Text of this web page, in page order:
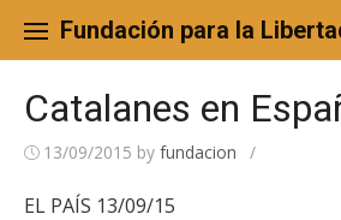
content
Fundación para la
Catalanes en
13/09/2015 by fundacion /
EL PAÍS 13/09/15